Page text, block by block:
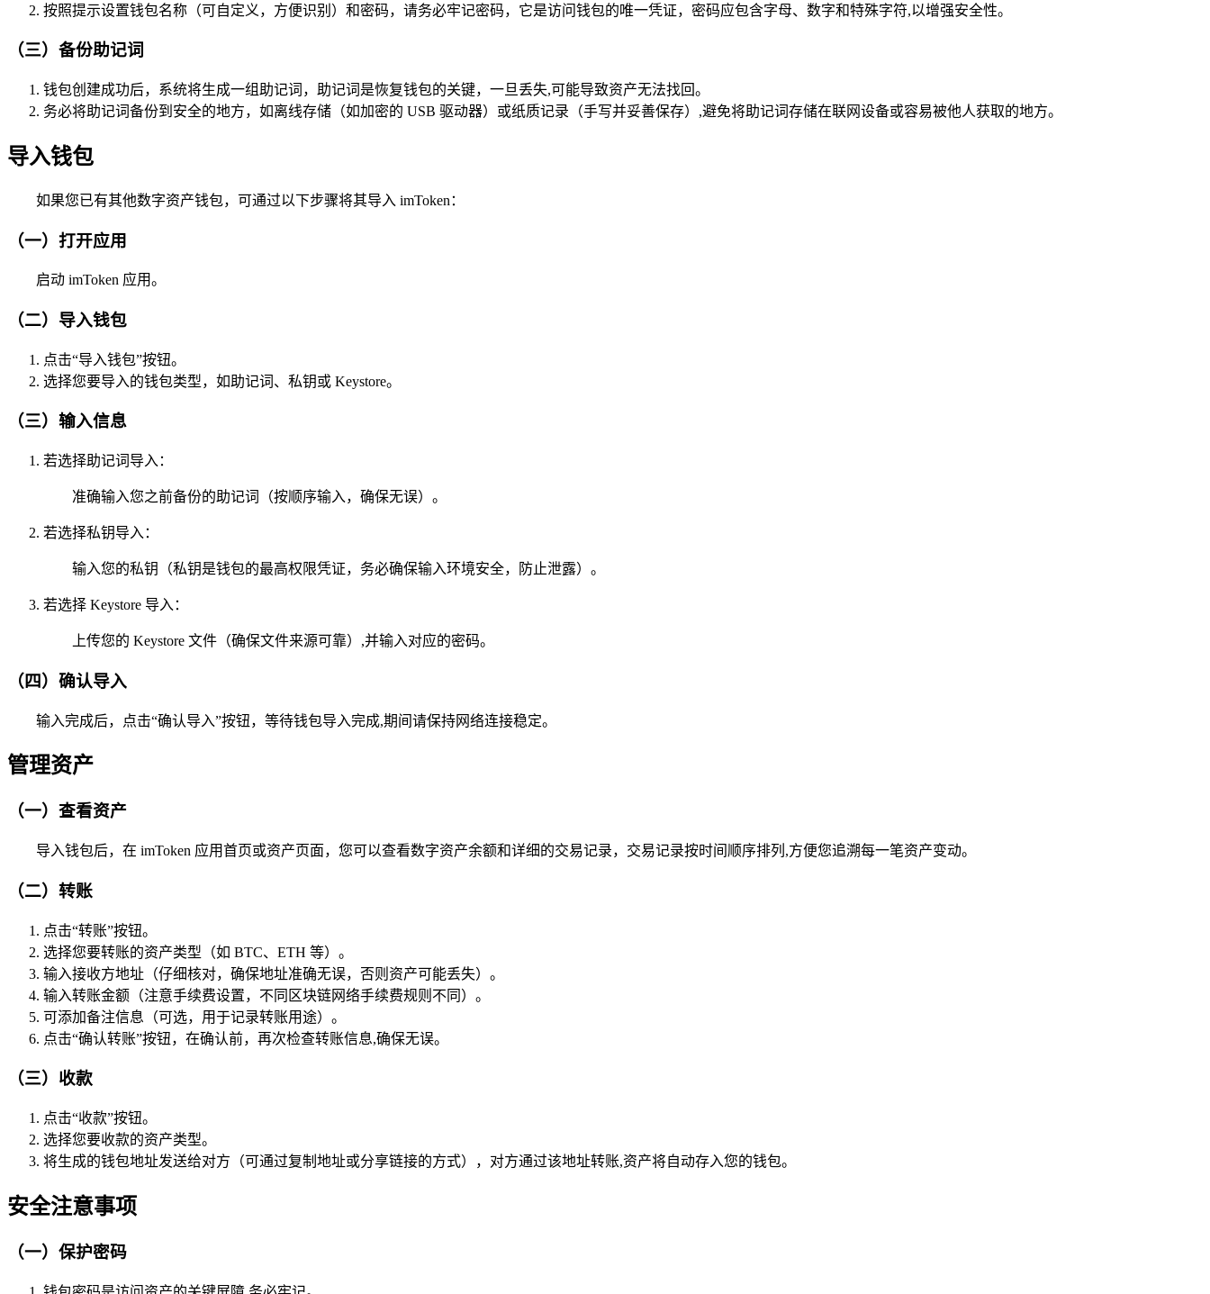
按照提示设置钱包名称（可自定义，方便识别）和密码，请务必牢记密码，它是访问钱包的唯一凭证，密码应包含字母、数字和特殊字符,以增强安全性。
（三）备份助记词
钱包创建成功后，系统将生成一组助记词，助记词是恢复钱包的关键，一旦丢失,可能导致资产无法找回。
务必将助记词备份到安全的地方，如离线存储（如加密的 USB 驱动器）或纸质记录（手写并妥善保存）,避免将助记词存储在联网设备或容易被他人获取的地方。
导入钱包
如果您已有其他数字资产钱包，可通过以下步骤将其导入 imToken：
（一）打开应用
启动 imToken 应用。
（二）导入钱包
点击“导入钱包”按钮。
选择您要导入的钱包类型，如助记词、私钥或 Keystore。
（三）输入信息
若选择助记词导入：
准确输入您之前备份的助记词（按顺序输入，确保无误）。
若选择私钥导入：
输入您的私钥（私钥是钱包的最高权限凭证，务必确保输入环境安全，防止泄露）。
若选择 Keystore 导入：
上传您的 Keystore 文件（确保文件来源可靠）,并输入对应的密码。
（四）确认导入
输入完成后，点击“确认导入”按钮，等待钱包导入完成,期间请保持网络连接稳定。
管理资产
（一）查看资产
导入钱包后，在 imToken 应用首页或资产页面，您可以查看数字资产余额和详细的交易记录，交易记录按时间顺序排列,方便您追溯每一笔资产变动。
（二）转账
点击“转账”按钮。
选择您要转账的资产类型（如 BTC、ETH 等）。
输入接收方地址（仔细核对，确保地址准确无误，否则资产可能丢失）。
输入转账金额（注意手续费设置，不同区块链网络手续费规则不同）。
可添加备注信息（可选，用于记录转账用途）。
点击“确认转账”按钮，在确认前，再次检查转账信息,确保无误。
（三）收款
点击“收款”按钮。
选择您要收款的资产类型。
将生成的钱包地址发送给对方（可通过复制地址或分享链接的方式），对方通过该地址转账,资产将自动存入您的钱包。
安全注意事项
（一）保护密码